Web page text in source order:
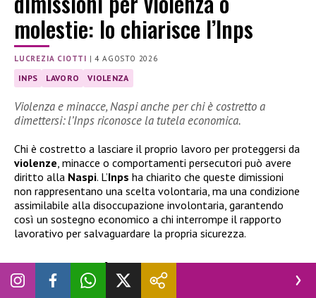
molestie: lo chiarisce l’Inps
LUCREZIA CIOTTI |4 AGOSTO 2026
INPS LAVORO VIOLENZA
Violenza e minacce, Naspi anche per chi è costretto a
dimettersi: l’Inps riconosce la tutela economica.
Chi è costretto a lasciare il proprio lavoro per proteggersi da
violenze , minacce o comportamenti persecutori può avere
diritto alla Naspi. L’Inps ha chiarito che queste dimissioni
non rappresentano una scelta volontaria, ma una condizione
assimilabile alla disoccupazione involontaria, garantendo
così un sostegno economico a chi interrompe il rapporto
lavorativo per salvaguardare la propria sicurezza.
Naspi per chi è costretto a dimissioni per
violenza o molestie: lo chiarisce l’Inps